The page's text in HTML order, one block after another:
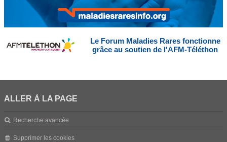
Le Forum Maladies Rares fonctionne
grâce au soutien de l'AFM-Téléthon
ALLER À LA PAGE
Recherche avancée
Supprimer les cookies